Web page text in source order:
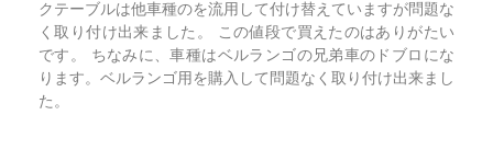
クテーブルは他車種のを流用して付け替えていますが問題な
く取り付け出来ました。 この値段で買えたのはありがたい
です。 ちなみに、車種はベルランゴの兄弟車のドブロにな
ります。ベルランゴ用を購入して問題なく取り付け出来まし
た。